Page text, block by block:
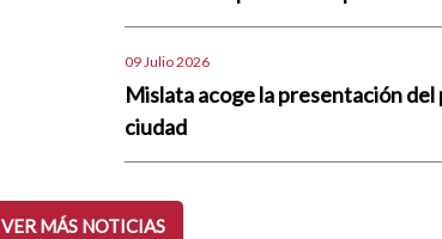
09 Julio 2026
Mislata acoge la presentación
ciudad
VER MÁS NOTICIAS